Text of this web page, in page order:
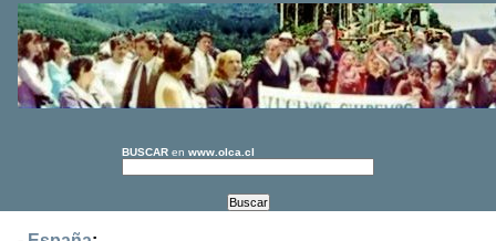
BUSCAR en www.olca.cl